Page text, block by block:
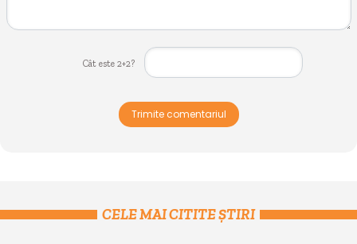
Cât este 2+2?
Trimite comentariul
CELE MAI CITITE ȘTIRI